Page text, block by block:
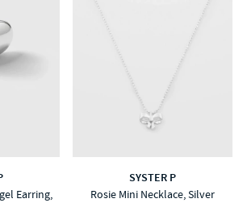
Earring,
SYSTER P
Rosie Mini Necklace, Silver